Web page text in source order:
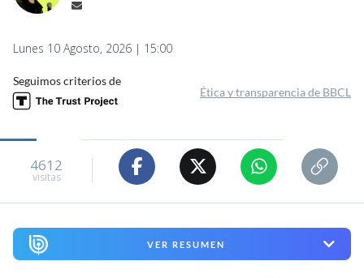
Lunes 10 Agosto, 2026 | 15:00
Seguimos criterios de
Ética y transparencia de BBCL
4612
visitas
VER RESUMEN